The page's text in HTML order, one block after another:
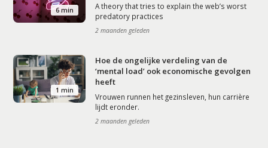
6 min
A theory that tries to explain the web’s worst
predatory practices
2 maanden geleden
1 min
Hoe de ongelijke verdeling van de
‘mental load’ ook economische gevolgen
heeft
Vrouwen runnen het gezinsleven, hun carrière
lijdt eronder.
2 maanden geleden